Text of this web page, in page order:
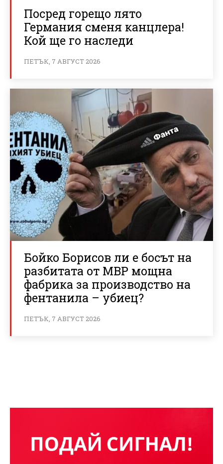
Посред горещо лято
Германия сменя канцлера!
Кой ще го наследи
ПЕТЪК, 7 АВГУСТ 2026
Бойко Борисов ли е босът на
разбитата от МВР мощна
фабрика за производство на
фентанила – убиец?
ПЕТЪК, 7 АВГУСТ 2026